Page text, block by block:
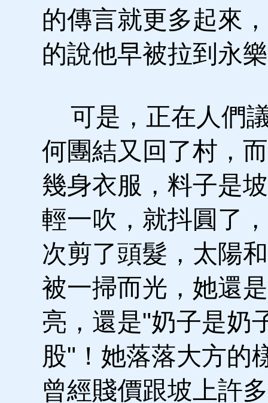
的傳言就更多起來
的說他早被拉到永
可是，正在人們
何團結又回了村，
幾身衣服，料子是
輕一吹，就抖圓了
次剪了頭髮，太陽
被一掃而光，她還
亮，還是"奶子是奶
股"！她落落大方的
曾經賤價跟坡上許